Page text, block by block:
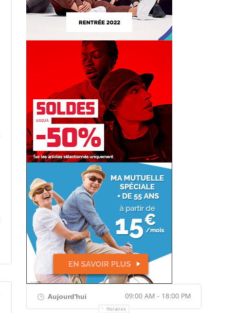
Aujourd'hui 09:00 AM - 18:00 PM
Horaires